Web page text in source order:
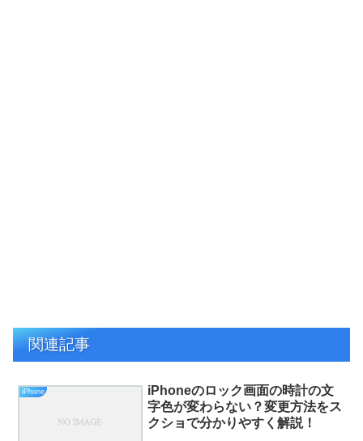
関連記事
iPhone
iPhoneのロック画面の時計の文
字色が変わらない？変更方法をス
クショで分かりやすく解説！